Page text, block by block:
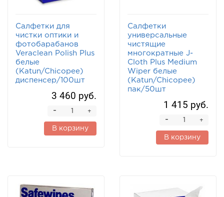
Салфетки для
чистки оптики и
фотобарабанов
Veraclean Polish Plus
белые
(Katun/Chicopee)
диспенсер/100шт
3 460 руб.
+
-
В корзину
Салфетки
универсальные
чистящие
многократные J-
Cloth Plus Medium
Wiper белые
(Katun/Chicopee)
пак/50шт
1 415 руб.
+
-
В корзину